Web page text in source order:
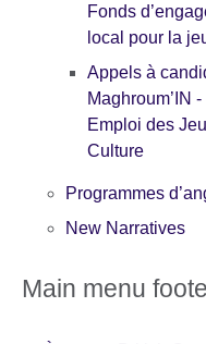
Fonds
local pour la
Appels à
Maghroum’IN
Emploi des
Culture
Programmes
New Narratives
Main menu